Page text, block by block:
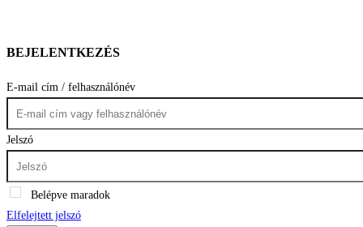
BEJELENTKEZÉS
E-mail cím / felhasználónév
Jelszó
Belépve maradok
Elfelejtett jelszó